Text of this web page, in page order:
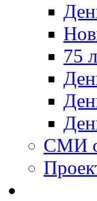
75
СМИ о